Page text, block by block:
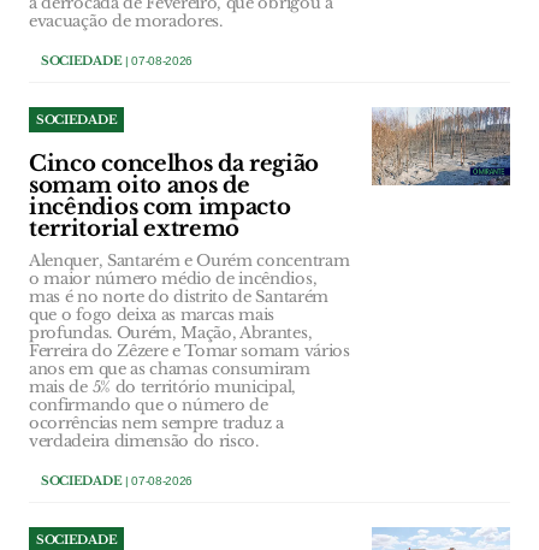
evacuação de moradores.
SOCIEDADE| 07-08-2026
SOCIEDADE
Cinco concelhos da região
somam oito anos de
incêndios com impacto
territorial extremo
Alenquer, Santarém e Ourém concentram
o maior número médio de incêndios,
mas é no norte do distrito de Santarém
que o fogo deixa as marcas mais
profundas. Ourém, Mação, Abrantes,
Ferreira do Zêzere e Tomar somam vários
anos em que as chamas consumiram
mais de 5% do território municipal,
confirmando que o número de
ocorrências nem sempre traduz a
verdadeira dimensão do risco.
SOCIEDADE| 07-08-2026
SOCIEDADE